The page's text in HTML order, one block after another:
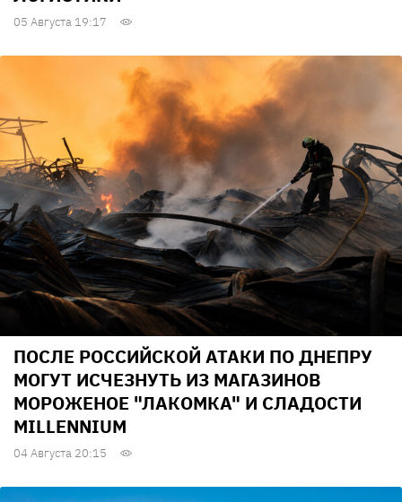
05 Августа 19:17
ПОСЛЕ РОССИЙСКОЙ АТАКИ ПО ДНЕПРУ
МОГУТ ИСЧЕЗНУТЬ ИЗ МАГАЗИНОВ
МОРОЖЕНОЕ "ЛАКОМКА" И СЛАДОСТИ
MILLENNIUM
04 Августа 20:15